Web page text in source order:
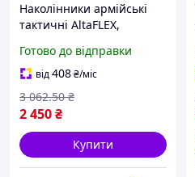
Наколінники армійські
тактичні AltaFLEX,
ковпачок, колір
оливковий, захисні для
ніг, новинка
Готово до відправки
від408₴/міс
2 450₴
3 062.50 ₴
Купити